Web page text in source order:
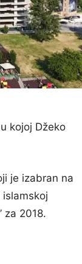
kojoj Džeko
je izabran na
za 2018.